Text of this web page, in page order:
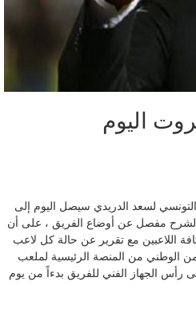
اليوم
لسعد الدريدي سيصل اليوم إلى
لشرح مفصل عن أوضاع الفريق ، على أن
اللاعبين مع تقرير عن حالة كل لاعب
الوطني من المنصة الرئيسية لملعب
رأس الجهاز الفني للفريق بدءاً من يوم